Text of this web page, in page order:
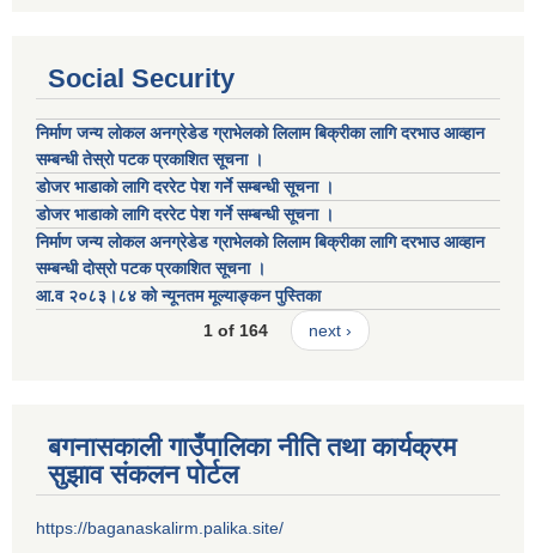
Social Security
निर्माण जन्य लोकल अनग्रेडेड ग्राभेलको लिलाम बिक्रीका लागि दरभाउ आव्हान
सम्बन्धी तेस्रो पटक प्रकाशित सूचना ।
डाेजर भाडाकाे लागि दररेट पेश गर्ने सम्बन्धी सूचना ।
डाेजर भाडाकाे लागि दररेट पेश गर्ने सम्बन्धी सूचना ।
निर्माण जन्य लोकल अनग्रेडेड ग्राभेलको लिलाम बिक्रीका लागि दरभाउ आव्हान
सम्बन्धी दोस्रो पटक प्रकाशित सूचना ।
आ.व २०८३।८४ को न्यूनतम मूल्याङ्कन पुस्तिका
1 of 164
next ›
बगनासकाली गाउँपालिका नीति तथा कार्यक्रम
सुझाव संकलन पोर्टल
https://baganaskalirm.palika.site/